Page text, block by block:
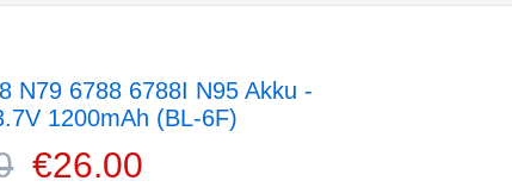
N79 6788 6788I N95 Akku -
1200mAh (BL-6F)
€26.00